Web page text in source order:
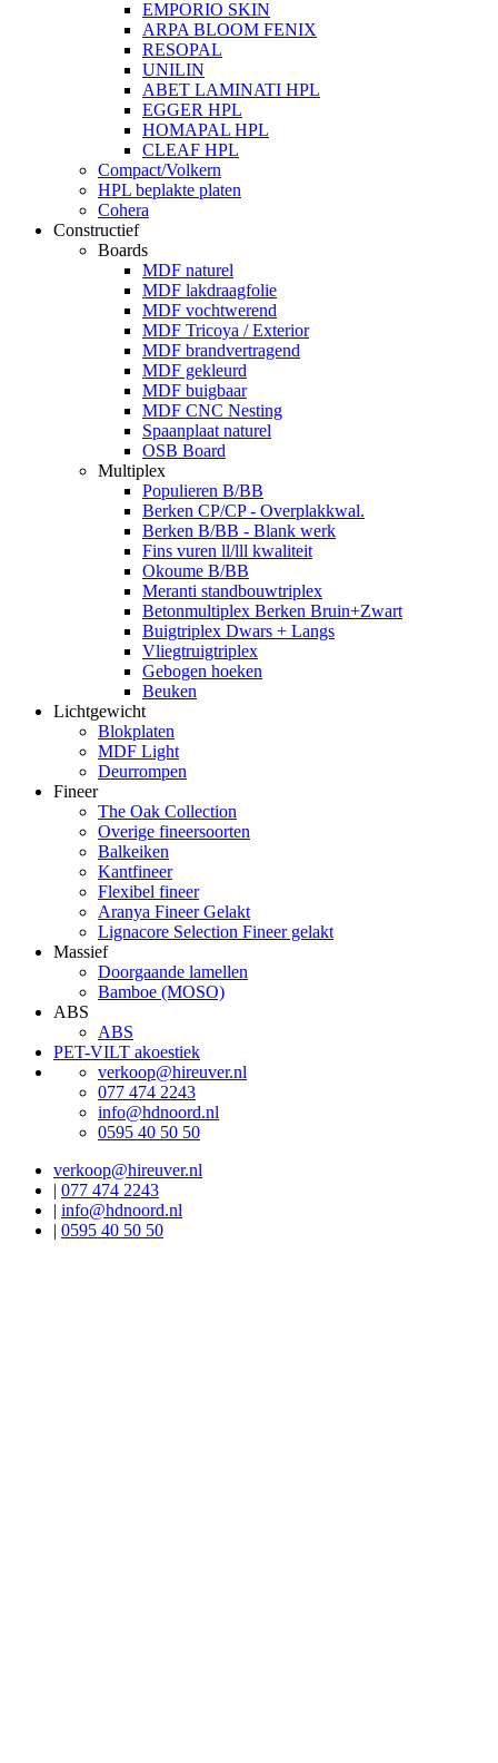
EMPORIO SKIN
ARPA BLOOM FENIX
RESOPAL
UNILIN
ABET LAMINATI HPL
EGGER HPL
HOMAPAL HPL
CLEAF HPL
Compact/Volkern
HPL beplakte platen
Cohera
Constructief
Boards
MDF naturel
MDF lakdraagfolie
MDF vochtwerend
MDF Tricoya / Exterior
MDF brandvertragend
MDF gekleurd
MDF buigbaar
MDF CNC Nesting
Spaanplaat naturel
OSB Board
Multiplex
Populieren B/BB
Berken CP/CP - Overplakkwal.
Berken B/BB - Blank werk
Fins vuren ll/lll kwaliteit
Okoume B/BB
Meranti standbouwtriplex
Betonmultiplex Berken Bruin+Zwart
Buigtriplex Dwars + Langs
Vliegtruigtriplex
Gebogen hoeken
Beuken
Lichtgewicht
Blokplaten
MDF Light
Deurrompen
Fineer
The Oak Collection
Overige fineersoorten
Balkeiken
Kantfineer
Flexibel fineer
Aranya Fineer Gelakt
Lignacore Selection Fineer gelakt
Massief
Doorgaande lamellen
Bamboe (MOSO)
ABS
ABS
PET-VILT akoestiek
verkoop@hireuver.nl
077 474 2243
info@hdnoord.nl
0595 40 50 50
verkoop@hireuver.nl
| 077 474 2243
| info@hdnoord.nl
| 0595 40 50 50